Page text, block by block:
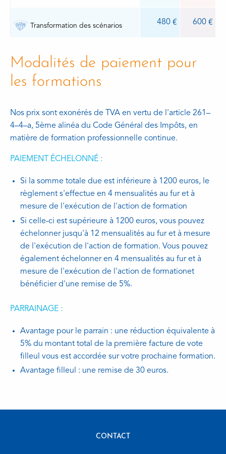
Transformation des scénarios 480 600
Modalités de paiement pour
les formations
Nos prix sont exonérés de TVA en vertu de l'article 261–
4–4–a, 5ème alinéa du Code Général des Impôts, en
matière de formation professionnelle continue.
PAIEMENT ÉCHELONNÉ :
Si la somme totale due est inférieure à 1200 euros, le
règlement s'effectue en 4 mensualités au fur et à
mesure de l'exécution de l'action de formation
Si celle-ci est supérieure à 1200 euros, vous pouvez
échelonner jusqu'à 12 mensualités au fur et à mesure
de l'exécution de l'action de formation. Vous pouvez
également échelonner en 4 mensualités au fur et à
mesure de l'exécution de l'action de formationet
bénéficier d'une remise de 5%.
PARRAINAGE :
Avantage pour le parrain : une réduction équivalente à
5% du montant total de la première facture de vote
filleul vous est accordée sur votre prochaine formation.
Avantage filleul : une remise de 30 euros.
CONTACT